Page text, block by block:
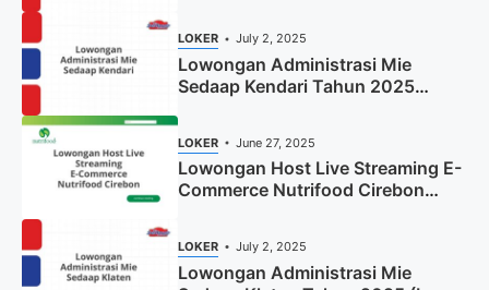
LOKER July 2, 2025
Lowongan Administrasi Mie
Sedaap Kendari Tahun 2025
LOKER June 27, 2025
Lowongan Host Live Streaming E-
Commerce Nutrifood Cirebon
LOKER July 2, 2025
Lowongan Administrasi Mie